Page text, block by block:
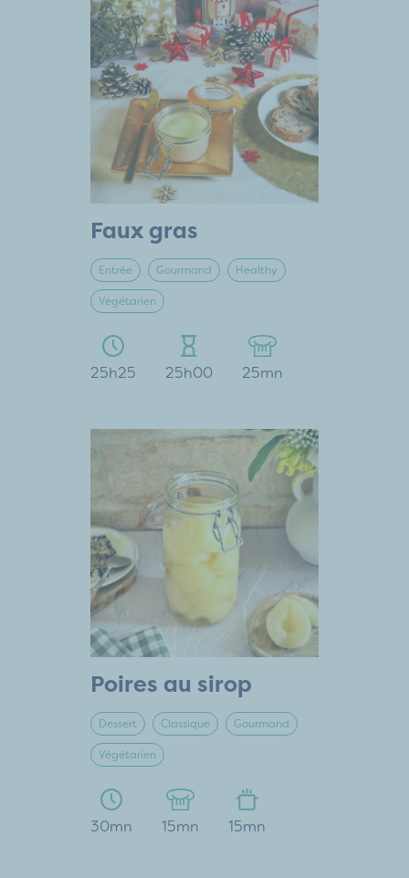
Faux gras
Entrée Gourmand Healthy
Végétarien
25h25 25h00 25mn
Poires au sirop
Dessert Classique Gourmand
Végétarien
30mn 15mn 15mn